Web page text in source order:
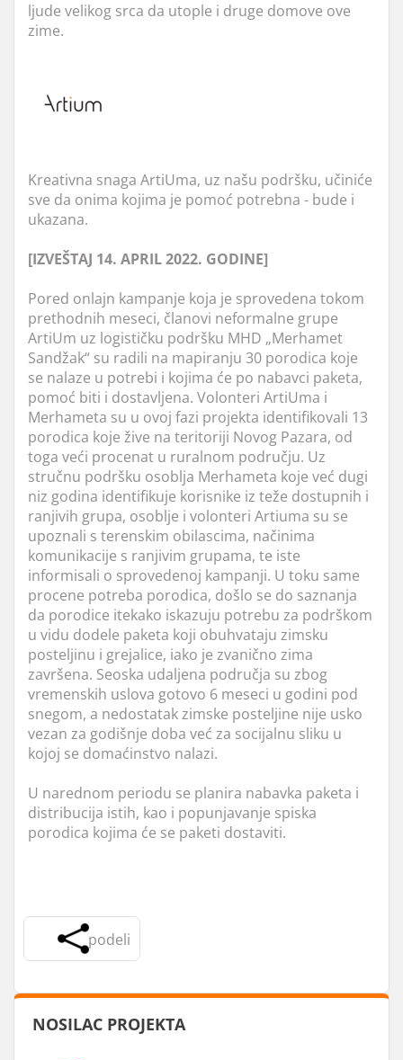
ljude velikog srca da utople i druge domove ove
zime.
Kreativna snaga ArtiUma, uz našu podršku, učiniće
sve da onima kojima je pomoć potrebna - bude i
ukazana.
[IZVEŠTAJ 14. APRIL 2022. GODINE]
Pored onlajn kampanje koja je sprovedena tokom
prethodnih meseci, članovi neformalne grupe
ArtiUm uz logističku podršku MHD „Merhamet
Sandžak“ su radili na mapiranju 30 porodica koje
se nalaze u potrebi i kojima će po nabavci paketa,
pomoć biti i dostavljena. Volonteri ArtiUma i
Merhameta su u ovoj fazi projekta identifikovali 13
porodica koje žive na teritoriji Novog Pazara, od
toga veći procenat u ruralnom području. Uz
stručnu podršku osoblja Merhameta koje već dugi
niz godina identifikuje korisnike iz teže dostupnih i
ranjivih grupa, osoblje i volonteri Artiuma su se
upoznali s terenskim obilascima, načinima
komunikacije s ranjivim grupama, te iste
informisali o sprovedenoj kampanji. U toku same
procene potreba porodica, došlo se do saznanja
da porodice itekako iskazuju potrebu za podrškom
u vidu dodele paketa koji obuhvataju zimsku
posteljinu i grejalice, iako je zvanično zima
završena. Seoska udaljena područja su zbog
vremenskih uslova gotovo 6 meseci u godini pod
snegom, a nedostatak zimske posteljine nije usko
vezan za godišnje doba već za socijalnu sliku u
kojoj se domaćinstvo nalazi.
U narednom periodu se planira nabavka paketa i
distribucija istih, kao i popunjavanje spiska
porodica kojima će se paketi dostaviti.
podeli
NOSILAC PROJEKTA